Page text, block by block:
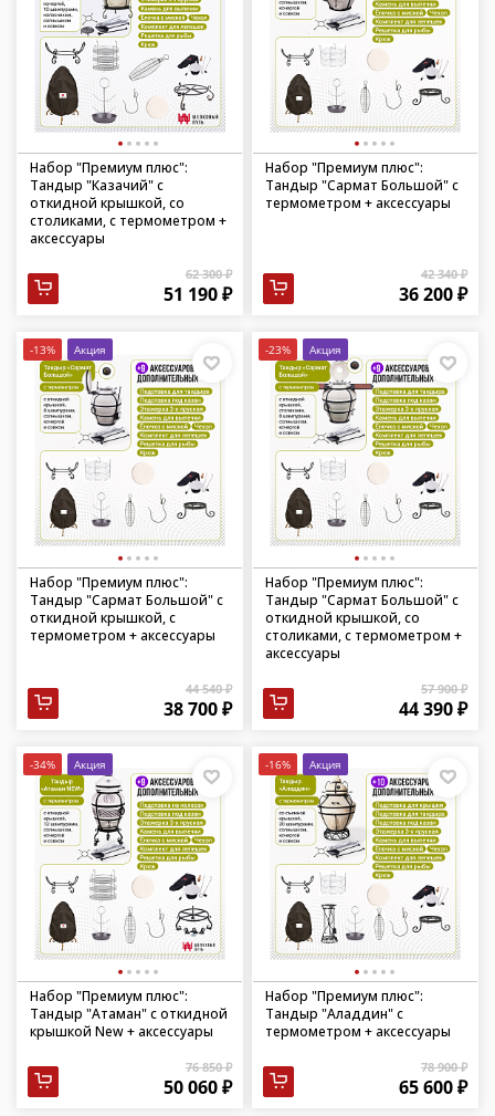
Набор "Премиум плюс":
Тандыр "Казачий" с
откидной крышкой, со
столиками, с термометром +
аксессуары
62 300 ₽
51 190 ₽
Набор "Премиум плюс":
Тандыр "Сармат Большой" с
термометром + аксессуары
42 340 ₽
36 200 ₽
-13% Акция
Набор "Премиум плюс":
Тандыр "Сармат Большой" с
откидной крышкой, с
термометром + аксессуары
44 540 ₽
38 700 ₽
-23% Акция
Набор "Премиум плюс":
Тандыр "Сармат Большой" с
откидной крышкой, со
столиками, с термометром +
аксессуары
57 900 ₽
44 390 ₽
-34% Акция
Набор "Премиум плюс":
Тандыр "Атаман" с откидной
крышкой New + аксессуары
76 850 ₽
50 060 ₽
-16% Акция
Набор "Премиум плюс":
Тандыр "Аладдин" с
термометром + аксессуары
78 900 ₽
65 600 ₽